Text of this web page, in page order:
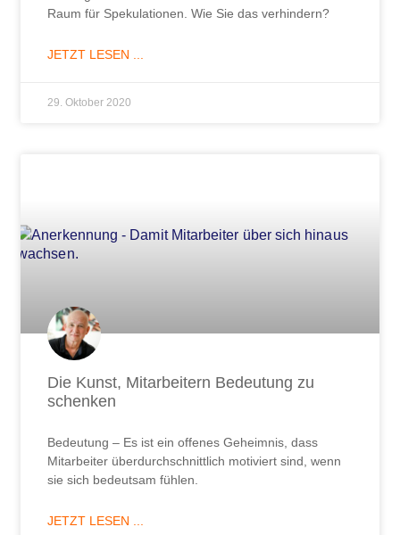
Raum für Spekulationen. Wie Sie das verhindern?
JETZT LESEN ...
29. Oktober 2020
Die Kunst, Mitarbeitern Bedeutung zu
schenken
Bedeutung – Es ist ein offenes Geheimnis, dass
Mitarbeiter überdurchschnittlich motiviert sind, wenn
sie sich bedeutsam fühlen.
JETZT LESEN ...